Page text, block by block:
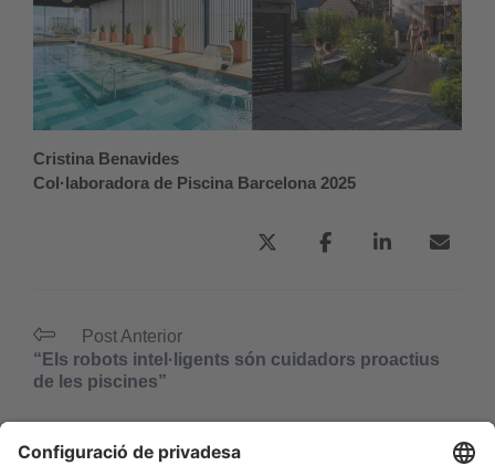
Cristina Benavides
Col·laboradora de Piscina Barcelona 2025
Post Anterior
“Els robots intel·ligents són cuidadors proactius
de les piscines”
Entre la tecnologia i l’ànima: com preservar